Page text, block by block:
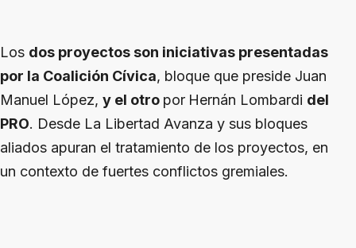
Los dos proyectos son iniciativas presentadas
por la Coalición Cívica, bloque que preside Juan
Manuel López, y el otro por Hernán Lombardi del
PRO. Desde La Libertad Avanza y sus bloques
aliados apuran el tratamiento de los proyectos, en
un contexto de fuertes conflictos gremiales.